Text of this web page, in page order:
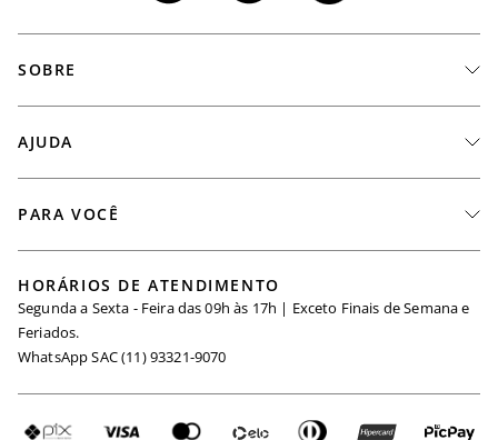
SOBRE
Seja um Revendedor
Igualdade Salarial
Requisição de Dados
AJUDA
Minha Conta
Trocas
Fretes e Tarifas
PARA VOCÊ
Maternidade
Seja um Afiliado
HORÁRIOS DE ATENDIMENTO
Segunda a Sexta - Feira das 09h às 17h | Exceto Finais de Semana e
Feriados.
WhatsApp SAC (11) 93321-9070